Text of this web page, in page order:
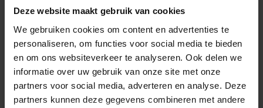
Deze website maakt gebruik van cookies
We gebruiken cookies om content en advertenties te
personaliseren, om functies voor social media te bieden
en om ons websiteverkeer te analyseren. Ook delen we
informatie over uw gebruik van onze site met onze
partners voor social media, adverteren en analyse. Deze
partners kunnen deze gegevens combineren met andere
Hout Oudroze [fsc]
- Minimalistisch, speels
design
- MDF met zichtbare hout-
en nerftekeningen
- ...€99,95
.
Hout Hoogglans
hoeken
MDF met hoogglans
afwerking
Compact formaat
€299,00